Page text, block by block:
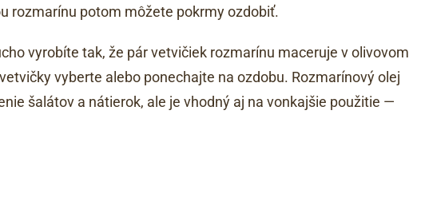
rozmarínu potom môžete pokrmy ozdobiť.
vyrobíte tak, že pár vetvičiek rozmarínu maceruje v olivovom
vyberte alebo ponechajte na ozdobu. Rozmarínový olej
šalátov a nátierok, ale je vhodný aj na vonkajšie použitie —